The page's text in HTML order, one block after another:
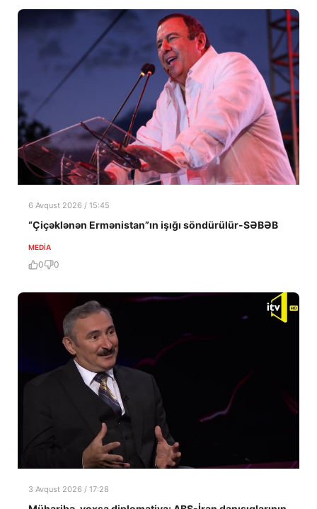
6 Avqust 2026 / 15:45
“Çiçəklənən Ermənistan”ın işığı söndürülür-SƏBƏB
MEDİA
0 0
3 Avqust 2026 / 17:28